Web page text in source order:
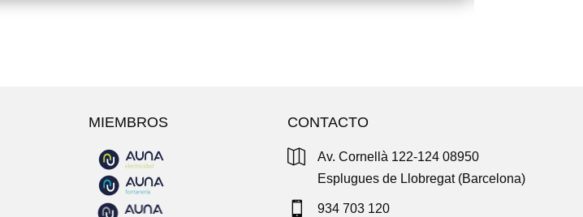
MIEMBROS CONTACTO

Av. Cornellà 122-124 08950
Esplugues de Llobregat (Barcelona)
 934 703 120